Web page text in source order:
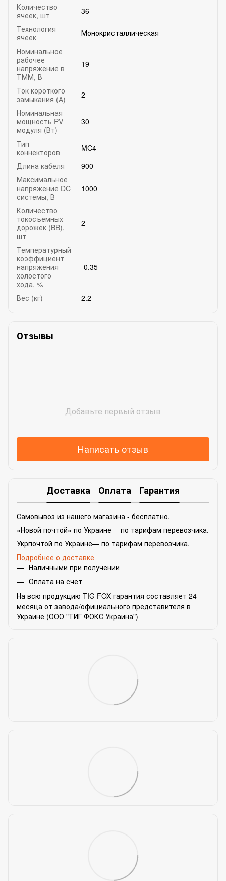
Количество
ячеек, шт
36
Технология
ячеек
Монокристаллическая
Номинальное
рабочее
напряжение в
ТММ, В
19
Ток короткого
замыкания (А)
2
Номинальная
мощность PV
модуля (Вт)
30
Тип
коннекторов
MC4
Длина кабеля
900
Максимальное
напряжение DC
системы, В
1000
Количество
токосъемных
дорожек (BB),
шт
2
Температурный
коэффициент
напряжения
холостого
хода, %
-0.35
Вес (кг) 2.2
Отзывы
Добавьте первый отзыв
Написать отзыв
Доставка Оплата Гарантия
Самовывоз из нашего магазина - бесплатно.
«Новой почтой» по Украине— по тарифам перевозчика.
Укрпочтой по Украине— по тарифам перевозчика.
Подробнее о доставке
Наличными при получении
Оплата на счет
На всю продукцию TIG FOX гарантия составляет 24
месяца от завода/официального представителя в
Украине (ООО "ТИГ ФОКС Украина")